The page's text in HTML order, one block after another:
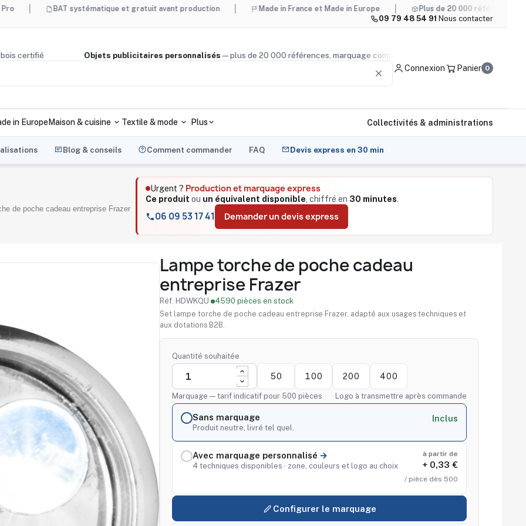
BAT systématique et gratuit avant production Made in France et Made in Europe
Plus de 20 000 références, marquage
09 79 48 54 91 · Nous contacter
bois certifié Objets publicitaires personnalisés — plus de 20 000 références, marquage compris
clear Connexion Panier 0
in EuropeMaison & cuisine Textile & mode Plus Collectivités & administrations
Blog & conseils Comment commander FAQ Devis express en 30 min
de poche cadeau entreprise Frazer
Urgent ? Production et marquage express
Ce produit ou un équivalent disponible, chiffré en 30 minutes.
06 09 53 17 41 Demander un devis express
Lampe torche de poche cadeau
entreprise Frazer
Réf. HDWKQU· 4590 pièces en stock
Set lampe torche de poche cadeau entreprise Frazer, adapté aux usages techniques et
aux dotations B2B.
Quantité souhaitée
50 100 200 400
Marquage — tarif indicatif pour 500 pièces Logo à transmettre après commande
Sans marquage
Produit neutre, livré tel quel.
Inclus
Avec marquage personnalisé
4 techniques disponibles · zone, couleurs et logo au choix
à partir de
+ 0,33 €
/ pièce dès 500
Configurer le marquage